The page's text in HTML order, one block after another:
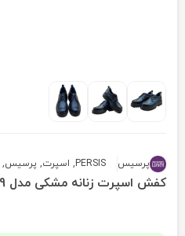
پرسیس PERSIS
, اسپرت, پرسیس
کفش اسپرت زنانه مشکی مدل 509